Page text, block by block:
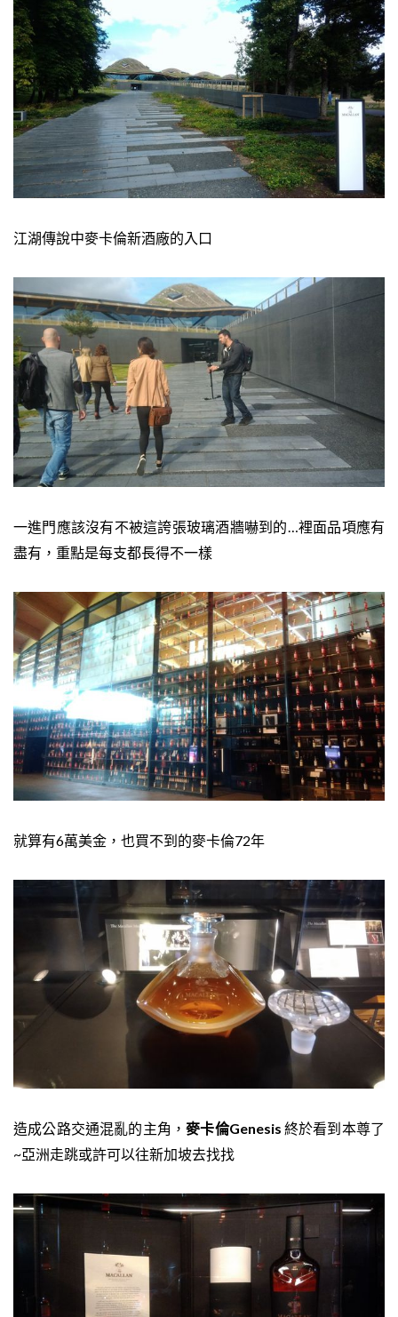
江湖傳說中麥卡倫新酒廠的入口
一進門應該沒有不被這誇張玻璃酒牆嚇到的…裡面品項應有
盡有，重點是每支都長得不一樣
就算有6萬美金，也買不到的麥卡倫72年
造成公路交通混亂的主角，麥卡倫Genesis 終於看到本尊了
~亞洲走跳或許可以往新加坡去找找